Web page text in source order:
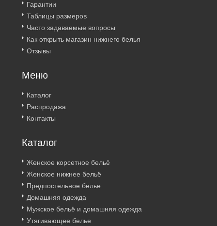
Гарантии
Таблицы размеров
Часто задаваемые вопросы
Как открыть магазин нижнего белья
Отзывы
Меню
Каталог
Распродажа
Контакты
Каталог
Женское корсетное бельё
Женское нижнее бельё
Предпостельное белье
Домашняя одежда
Мужское бельё и домашняя одежда
Утягивающее белье